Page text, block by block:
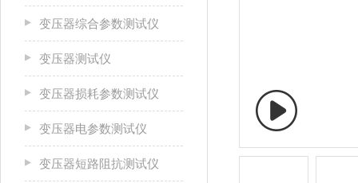
变压器综合参数测试仪
变压器测试仪
变压器损耗参数测试仪
变压器电参数测试仪
变压器短路阻抗测试仪